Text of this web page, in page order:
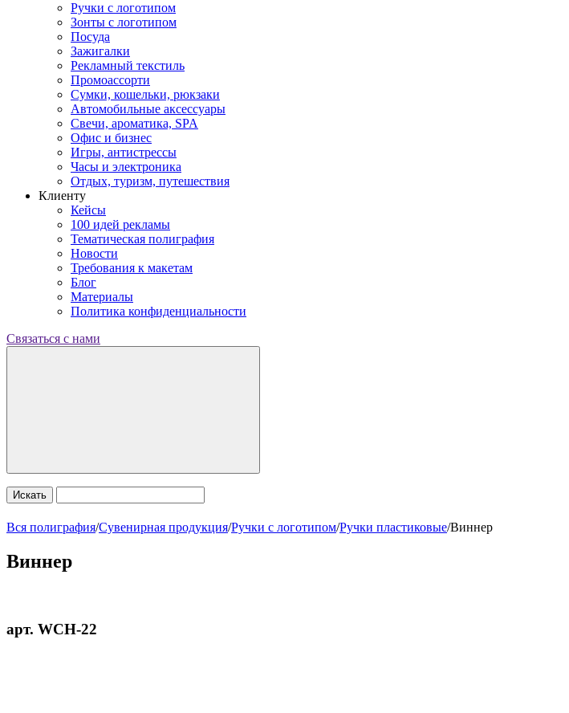
Ручки с логотипом
Зонты с логотипом
Посуда
Зажигалки
Рекламный текстиль
Промоассорти
Сумки, кошельки, рюкзаки
Автомобильные аксессуары
Свечи, ароматика, SPA
Офис и бизнес
Игры, антистрессы
Часы и электроника
Отдых, туризм, путешествия
Клиенту
Кейсы
100 идей рекламы
Тематическая полиграфия
Новости
Требования к макетам
Блог
Материалы
Политика конфиденциальности
Связаться с нами
Искать
Вся полиграфия/Сувенирная продукция/Ручки с логотипом/Ручки пластиковые/Виннер
Виннер
арт. WCH-22